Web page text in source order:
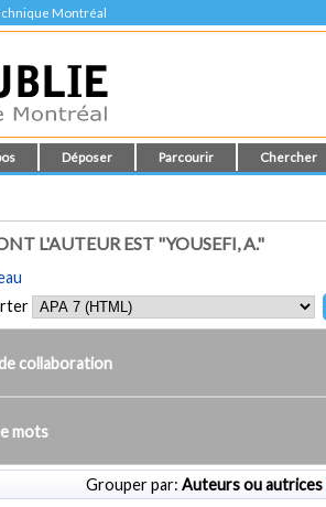
Montréal
Déposer Parcourir Chercher
L'AUTEUR EST "YOUSEFI, A."
collaboration
mots
Grouper par: Auteurs ou autrices